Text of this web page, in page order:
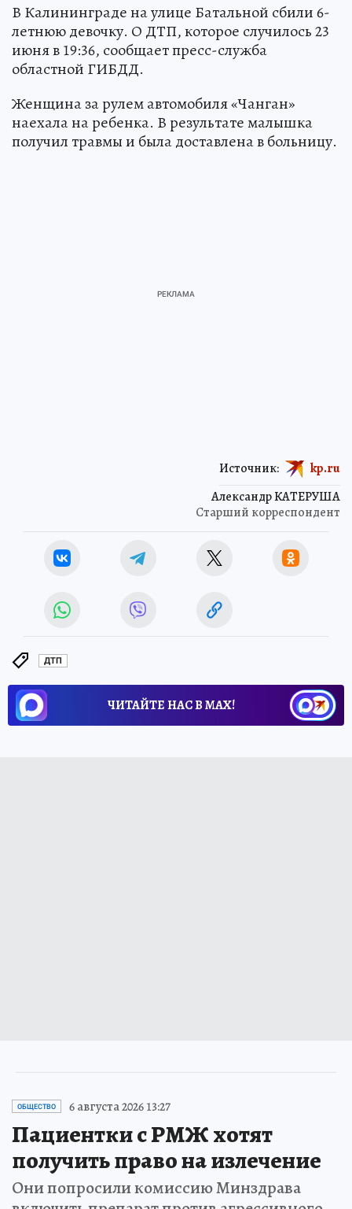
В Калининграде на улице Батальной сбили 6-
летнюю девочку. О ДТП, которое случилось 23
июня в 19:36, сообщает пресс-служба
областной ГИБДД.
Женщина за рулем автомобиля «Чанган»
наехала на ребенка. В результате малышка
получил травмы и была доставлена в больницу.
Александр КАТЕРУША
Старший корреспондент
Источник: kp.ru
ДТП
ЧИТАЙТЕ НАС В МАХ!
ОБЩЕСТВО 6 августа 2026 13:27
Пациентки с РМЖ хотят
получить право на излечение
Они попросили комиссию Минздрава